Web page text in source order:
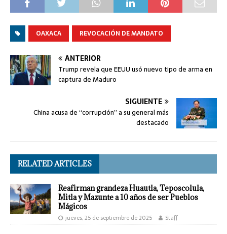
OAXACA REVOCACIÓN DE MANDATO
ANTERIOR
Trump revela que EEUU usó nuevo tipo de arma en
captura de Maduro
SIGUIENTE
China acusa de “corrupción” a su general más
destacado
RELATED ARTICLES
Reafirman grandeza Huautla, Teposcolula,
Mitla y Mazunte a 10 años de ser Pueblos
Mágicos
jueves, 25 de septiembre de 2025 Staff